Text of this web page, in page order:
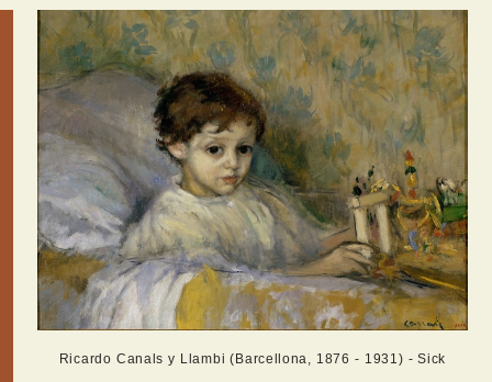
Ricardo Canals y Llambi (Barcellona, 1876 - 1931) - Sick